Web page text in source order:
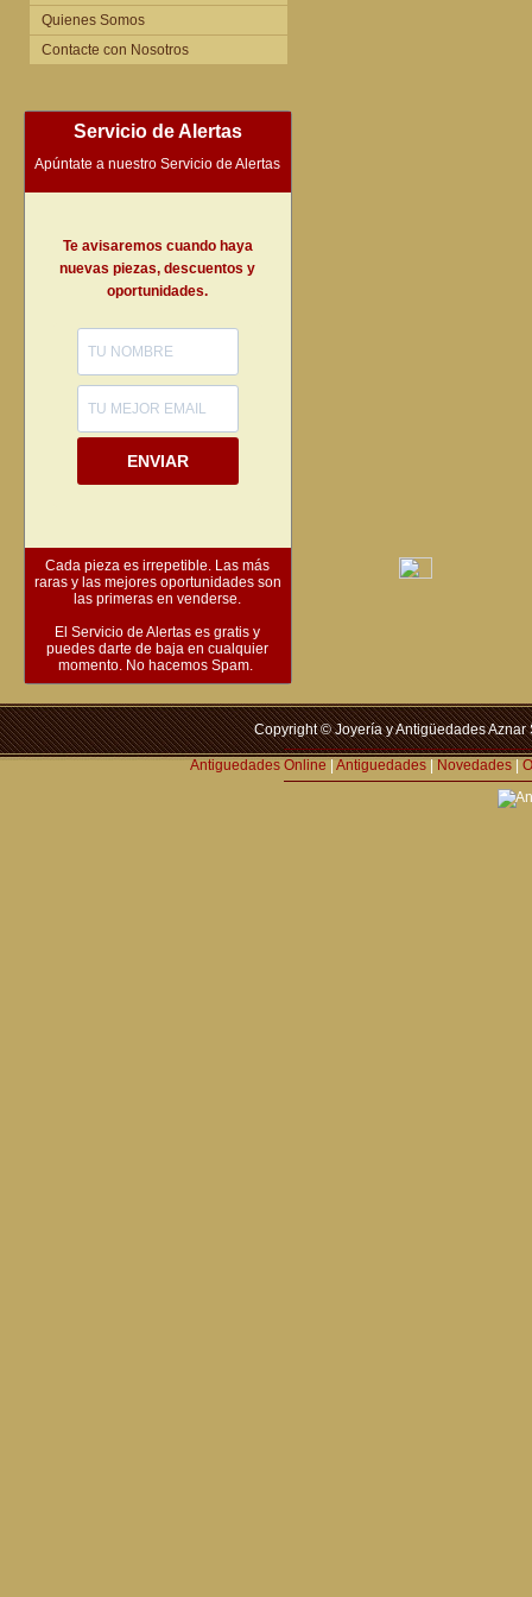
Quienes Somos
Contacte con Nosotros
Servicio de Alertas
Apúntate a nuestro Servicio de Alertas
Te avisaremos cuando haya
nuevas piezas, descuentos y
oportunidades.
ENVIAR
Cada pieza es irrepetible. Las más
raras y las mejores oportunidades son
las primeras en venderse.
El Servicio de Alertas es gratis y
puedes darte de baja en cualquier
momento. No hacemos Spam.
Copyright © Joyería y Antigüedades
Antiguedades Online Antiguedades Novedades